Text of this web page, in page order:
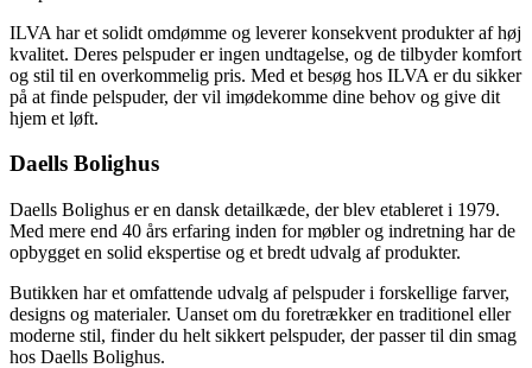
ILVA har et solidt omdømme og leverer konsekvent produkter af høj
kvalitet. Deres pelspuder er ingen undtagelse, og de tilbyder komfort
og stil til en overkommelig pris. Med et besøg hos ILVA er du sikker
på at finde pelspuder, der vil imødekomme dine behov og give dit
hjem et løft.
Daells Bolighus
Daells Bolighus er en dansk detailkæde, der blev etableret i 1979.
Med mere end 40 års erfaring inden for møbler og indretning har de
opbygget en solid ekspertise og et bredt udvalg af produkter.
Butikken har et omfattende udvalg af pelspuder i forskellige farver,
designs og materialer. Uanset om du foretrækker en traditionel eller
moderne stil, finder du helt sikkert pelspuder, der passer til din smag
hos Daells Bolighus.